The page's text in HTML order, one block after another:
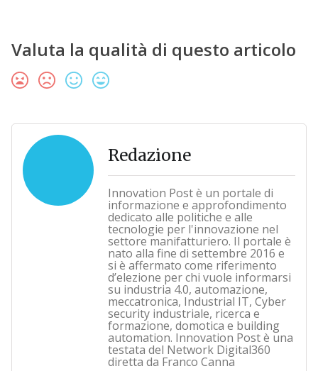
Valuta la qualità di questo articolo
Redazione
Innovation Post è un portale di
informazione e approfondimento
dedicato alle politiche e alle
tecnologie per l'innovazione nel
settore manifatturiero. Il portale è
nato alla fine di settembre 2016 e
si è affermato come riferimento
d’elezione per chi vuole informarsi
su industria 4.0, automazione,
meccatronica, Industrial IT, Cyber
security industriale, ricerca e
formazione, domotica e building
automation. Innovation Post è una
testata del Network Digital360
diretta da Franco Canna